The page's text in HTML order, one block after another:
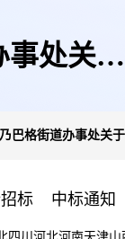
事处关于
巴格街道办事处关
标 中标通知